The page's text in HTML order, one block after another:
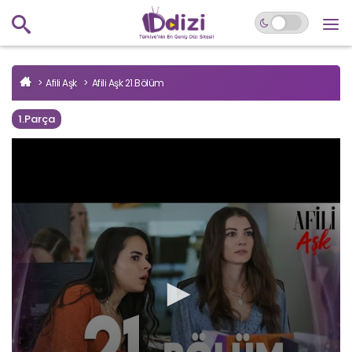
Afili Aşk Afili Aşk 21.Bölüm
1.Parça